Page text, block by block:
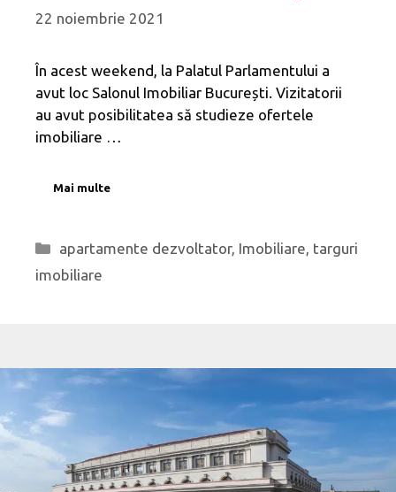
22 noiembrie 2021
În acest weekend, la Palatul Parlamentului a
avut loc Salonul Imobiliar București. Vizitatorii
au avut posibilitatea să studieze ofertele
imobiliare …
Mai multe
Categorii
apartamente dezvoltator, Imobiliare targuri
imobiliare